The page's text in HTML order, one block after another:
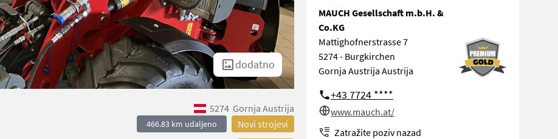
dodatno
5274 Gornja Austrija
466.83 km udaljeno Novi strojevi
MAUCH Gesellschaft m.b.H. &
Co.KG
Mattighofnerstrasse 7
5274 - Burgkirchen
Gornja Austrija Austrija
+43 7724 ****
www.mauch.at/
Zatražite poziv nazad